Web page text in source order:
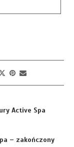
Active Spa
– zakończony